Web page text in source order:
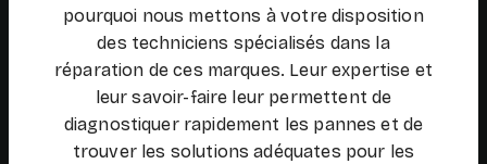
pourquoi nous mettons à votre disposition
des techniciens spécialisés dans la
réparation de ces marques. Leur expertise et
leur savoir-faire leur permettent de
diagnostiquer rapidement les pannes et de
trouver les solutions adéquates pour les